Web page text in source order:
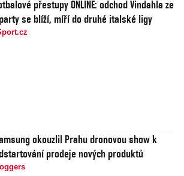
přestupy ONLINE: odchod Vindahla ze
se blíží, míří do druhé italské ligy
okouzlil Prahu dronovou show k
prodeje nových produktů